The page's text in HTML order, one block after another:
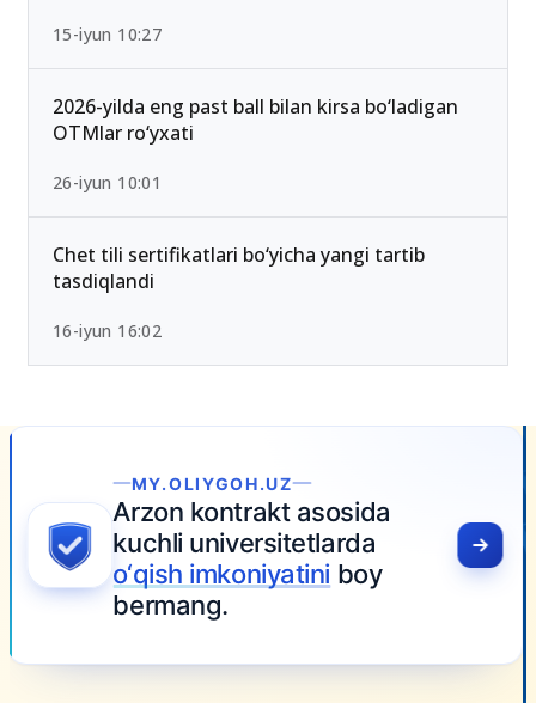
15-iyun 10:27
2026-yilda eng past ball bilan kirsa bo‘ladigan
OTMlar ro‘yxati
26-iyun 10:01
Chet tili sertifikatlari bo‘yicha yangi tartib
tasdiqlandi
16-iyun 16:02